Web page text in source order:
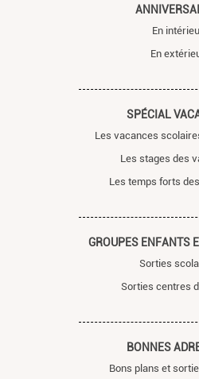
En
En
SPÉCIAL
Les vacances
Les stages des
Les temps forts
GROUPES ENFANTS
Sorties
Sorties centres
BONNES
Bons plans et